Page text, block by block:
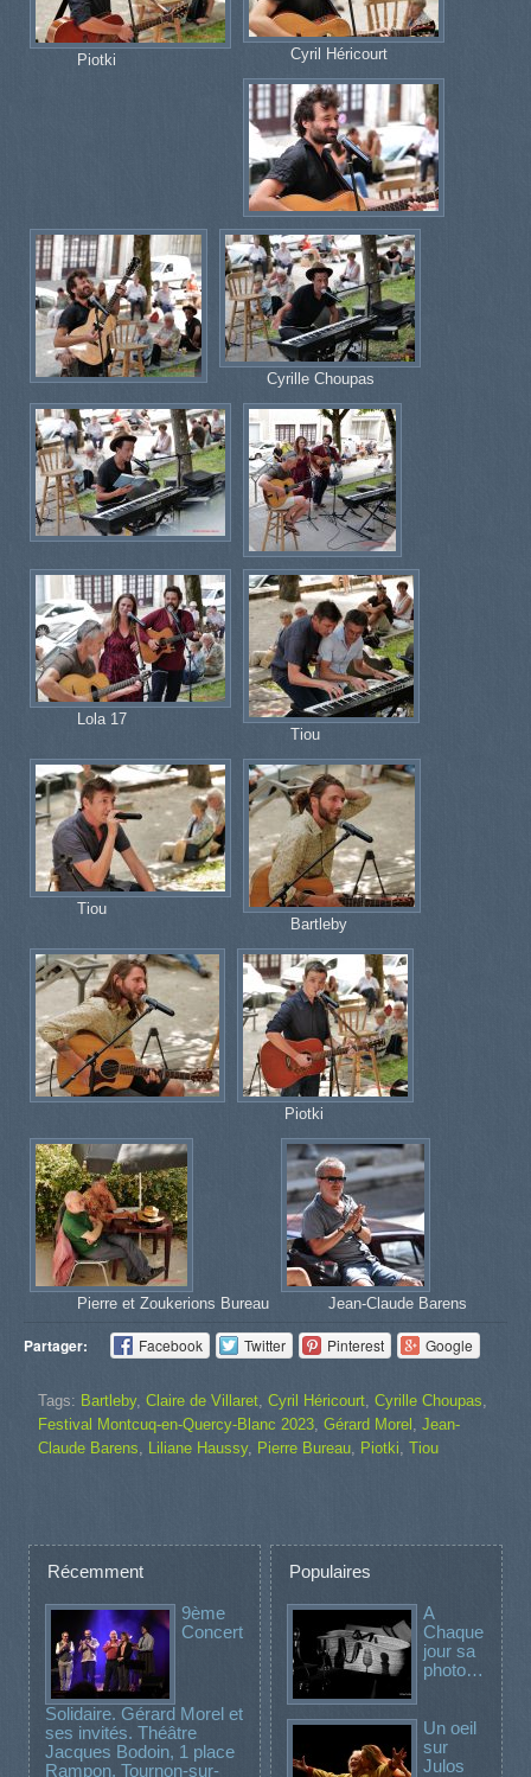
Piotki Cyril Héricourt
Cyrille Choupas
Lola 17
Tiou
Tiou
Bartleby
Piotki
Pierre et Zoukerions Bureau Jean-Claude Barens
Partager: Facebook Twitter Pinterest Google
Tags: Bartleby, Claire de Villaret Cyril Héricourt Cyrille Choupas
Festival Montcuq-en-Quercy-Blanc 2023 Gérard Morel
Jean-
Claude Barens
Liliane Haussy, Pierre Bureau Piotki Tiou
Récemment
9ème
Concert
Solidaire. Gérard Morel et
ses invités. Théâtre
Jacques Bodoin, 1 place
Rampon, Tournon-sur-
Populaires
A
Chaque
jour sa
photo…
Un oeil
sur
Julos